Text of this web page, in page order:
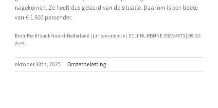
nagekomen. Ze heeft dus geleerd van de situatie. Daarom is een boete
van € 1.500 passender.
Bron:Rechtbank Noord-Nederland | jurisprudentie | ECLI:NL:RBNNE:2025:4073 | 08-10-
2025
oktober 30th, 2025 | Omzetbelasting